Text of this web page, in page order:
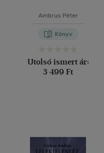
Ambrus Péter
Könyv
Utolsó ismert ár:
3 499 Ft